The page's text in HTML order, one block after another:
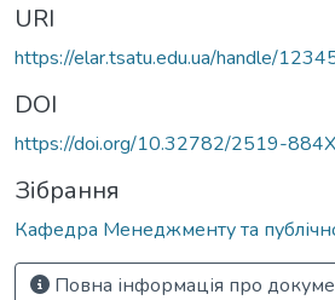
URI
https://elar.tsatu.edu.ua/handle/
DOI
https://doi.org/10.32782/2519-
Зібрання
Кафедра Менеджменту та
Повна інформація про